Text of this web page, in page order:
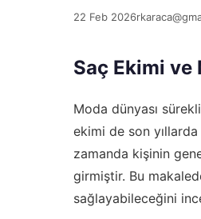
22 Feb 2026
Saç Ekimi ve
Moda dünyası
ekimi de son
zamanda kişinin
girmiştir. Bu
sağlayabileceğini